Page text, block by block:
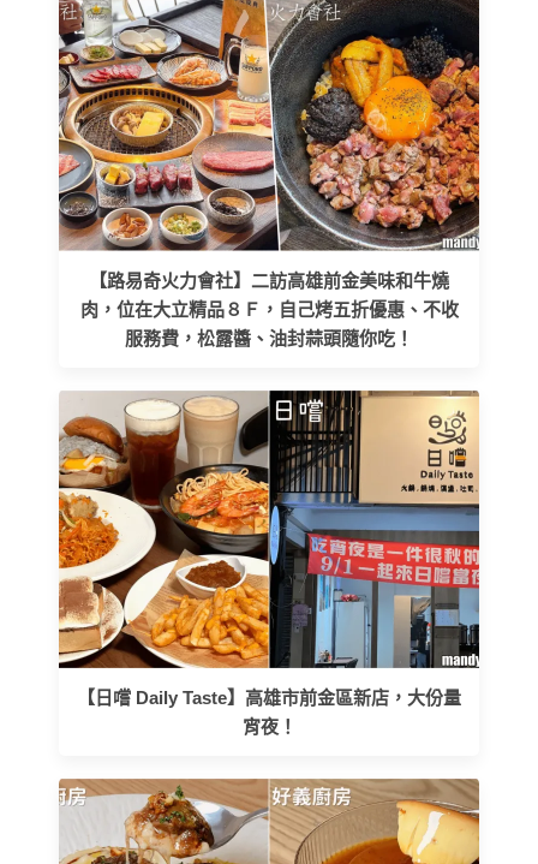
【路易奇火力會社】二訪高雄前金美味和牛燒
肉，位在大立精品８Ｆ，自己烤五折優惠、不收
服務費，松露醬、油封蒜頭隨你吃！
【日嚐 Daily Taste】高雄市前金區新店，大份量
宵夜！